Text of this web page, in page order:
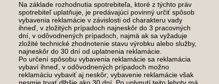
Na základe rozhodnutia spotrebiteľa, ktoré z týchto práv
spotrebiteľ uplatňuje, je predávajúci povinný určiť spôsob
vybavenia reklamácie v závislosti od charakteru vady
ihneď, v zložitých prípadoch najneskôr do 3 pracovných
dní, v odôvodnených prípadoch, najmä ak sa vyžaduje
zložité technické zhodnotenie stavu výrobku alebo služby,
najneskôr do 30 dní od uplatnenia reklamácie.
Po určení spôsobu vybavenia reklamácie sa reklamácia
vybaví ihneď, v odôvodnených prípadoch možno
reklamáciu vybaviť aj neskôr; vybavenie reklamácie však